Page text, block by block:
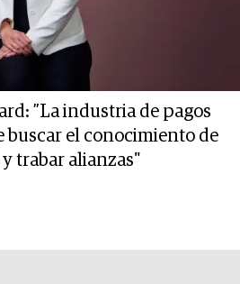
”La industria de pagos
buscar el conocimiento de
trabar alianzas"